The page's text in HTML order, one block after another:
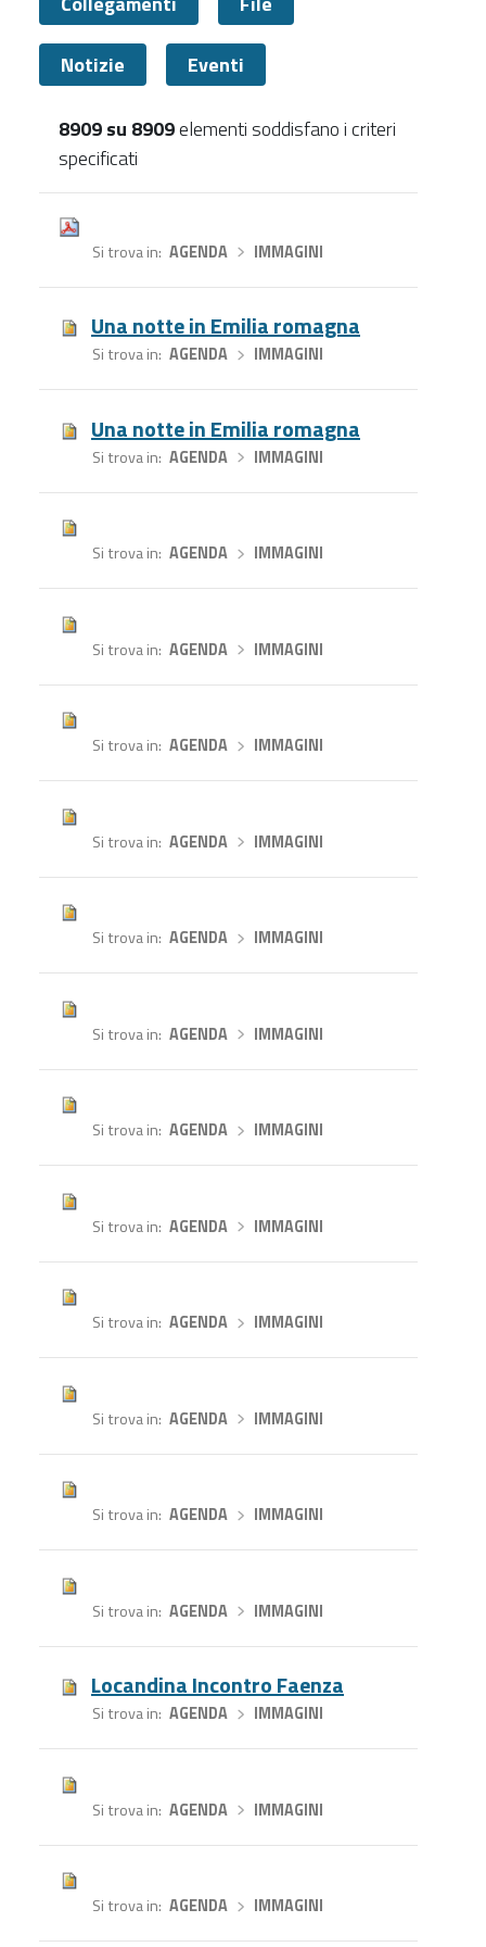
Notizie Eventi
8909 su 8909elementi soddisfano i criteri
specificati
Tutti
Si trova in AGENDA› IMMAGINI
Una notte in Emilia romagna
Si trova in AGENDA› IMMAGINI
Una notte in Emilia romagna
Si trova in AGENDA› IMMAGINI
Si trova in AGENDA› IMMAGINI
Si trova in AGENDA› IMMAGINI
Si trova in AGENDA› IMMAGINI
Si trova in AGENDA› IMMAGINI
Si trova in AGENDA› IMMAGINI
Si trova in AGENDA› IMMAGINI
Si trova in AGENDA› IMMAGINI
Si trova in AGENDA› IMMAGINI
Si trova in AGENDA› IMMAGINI
Si trova in AGENDA› IMMAGINI
Si trova in AGENDA› IMMAGINI
Si trova in AGENDA› IMMAGINI
Locandina Incontro Faenza
Si trova in AGENDA› IMMAGINI
Si trova in AGENDA› IMMAGINI
Si trova in AGENDA› IMMAGINI